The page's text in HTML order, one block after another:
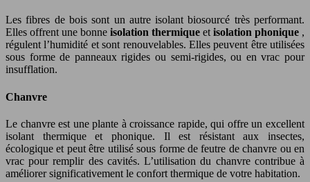
Les fibres de bois sont un autre isolant biosourcé très performant.
Elles offrent une bonne isolation thermique etisolation phonique ,
régulent l’humidité et sont renouvelables. Elles peuvent être utilisées
sous forme de panneaux rigides ou semi-rigides, ou en vrac pour
insufflation.
Chanvre
Le chanvre est une plante à croissance rapide, qui offre un excellent
isolant thermique et phonique. Il est résistant aux insectes,
écologique et peut être utilisé sous forme de feutre de chanvre ou en
vrac pour remplir des cavités. L’utilisation du chanvre contribue à
améliorer significativement le confort thermique de votre habitation.